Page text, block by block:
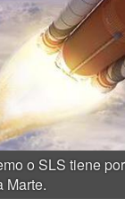
o SLS tiene
Marte.